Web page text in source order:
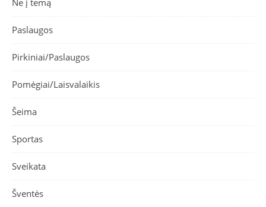
Ne į temą
Paslaugos
Pirkiniai/Paslaugos
Pomėgiai/Laisvalaikis
Šeima
Sportas
Sveikata
Šventės